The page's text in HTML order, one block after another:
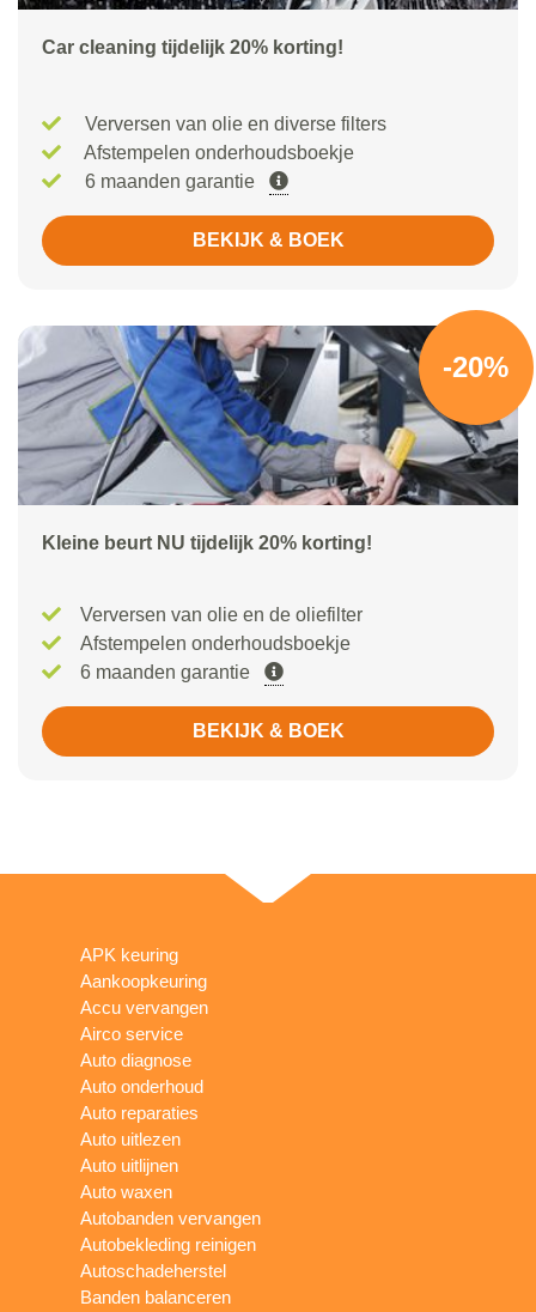
Car cleaning tijdelijk 20% korting!
Verversen van olie en diverse filters
Afstempelen onderhoudsboekje
6 maanden garantie
BEKIJK & BOEK
-20%
Kleine beurt NU tijdelijk 20% korting!
Verversen van olie en de oliefilter
Afstempelen onderhoudsboekje
6 maanden garantie
BEKIJK & BOEK
APK keuring
Aankoopkeuring
Accu vervangen
Airco service
Auto diagnose
Auto onderhoud
Auto reparaties
Auto uitlezen
Auto uitlijnen
Auto waxen
Autobanden vervangen
Autobekleding reinigen
Autoschadeherstel
Banden balanceren